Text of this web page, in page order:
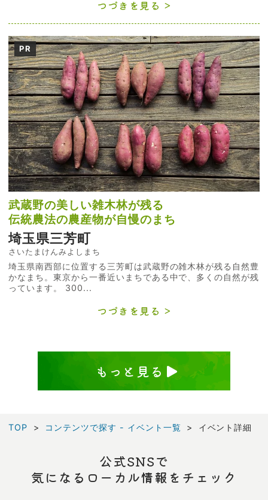
つづきを見る
PR
武蔵野の美しい雑木林が残る
伝統農法の農産物が自慢のまち
埼玉県三芳町
さいたまけんみよしまち
埼玉県南西部に位置する三芳町は武蔵野の雑木林が残る自然豊
かなまち。東京から一番近いまちである中で、多くの自然が残
っています。 300...
つづきを見る
もっと見る
TOP コンテンツで探す - イベント一覧 イベント詳細
公式SNSで
気になるローカル情報をチェック